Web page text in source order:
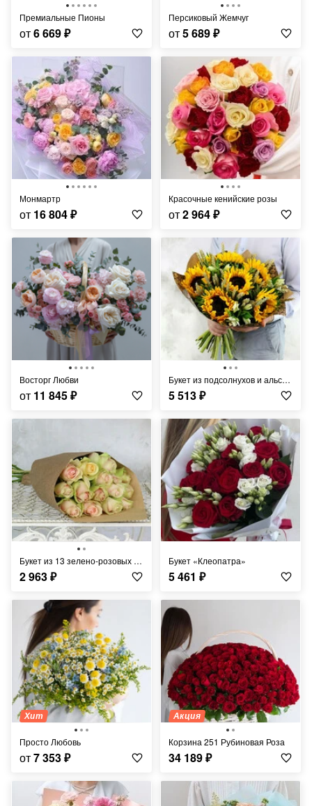
Премиальные Пионы
от6 669₽
Персиковый Жемчуг
от5 689₽
Монмартр
от 16 804₽
Красочные кенийские розы
от2 964₽
Восторг Любви
от 11 845₽
Букет из подсолнухов и альстромерий с листьями фисташки
5 513₽
Букет из 13 зелено-розовых роз в крафте Кения 40 см.
2 963₽
Букет «Клеопатра»
5 461 ₽
Хит
Просто Любовь
от7 353₽
Акция
Корзина 251 Рубиновая Роза
34 189₽